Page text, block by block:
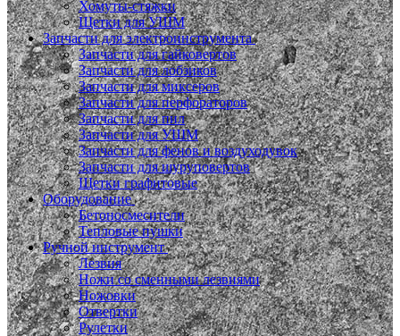
Хомуты-стяжки
Щетки для УШМ
Запчасти для электроинструмента
Запчасти для гайковертов
Запчасти для лобзиков
Запчасти для миксеров
Запчасти для перфораторов
Запчасти для пил
Запчасти для УШМ
Запчасти для фенов и воздуходувок
Запчасти для шуруповертов
Щетки графитовые
Оборудование
Бетоносмесители
Тепловые пушки
Ручной инструмент
Лезвия
Ножи со сменными лезвиями
Ножовки
Отвертки
Рулетки